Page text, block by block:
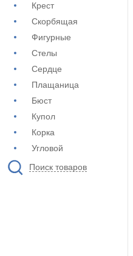
Крест
Скорбящая
Фигурные
Стелы
Сердце
Плащаница
Бюст
Купол
Корка
Угловой
Поиск товаров